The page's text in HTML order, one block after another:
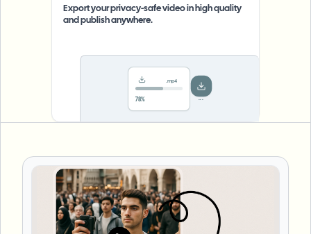
Export your privacy-safe video in high quality
and publish anywhere.
.mp4
Saved! Done